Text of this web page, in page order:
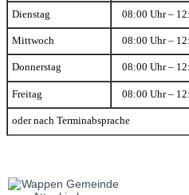
Dienstag 08:00 Uhr –
Mittwoch 08:00 Uhr –
Donnerstag 08:00 Uhr –
Freitag 08:00 Uhr –
oder nach Terminabsprache